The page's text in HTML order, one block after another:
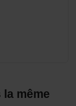
même